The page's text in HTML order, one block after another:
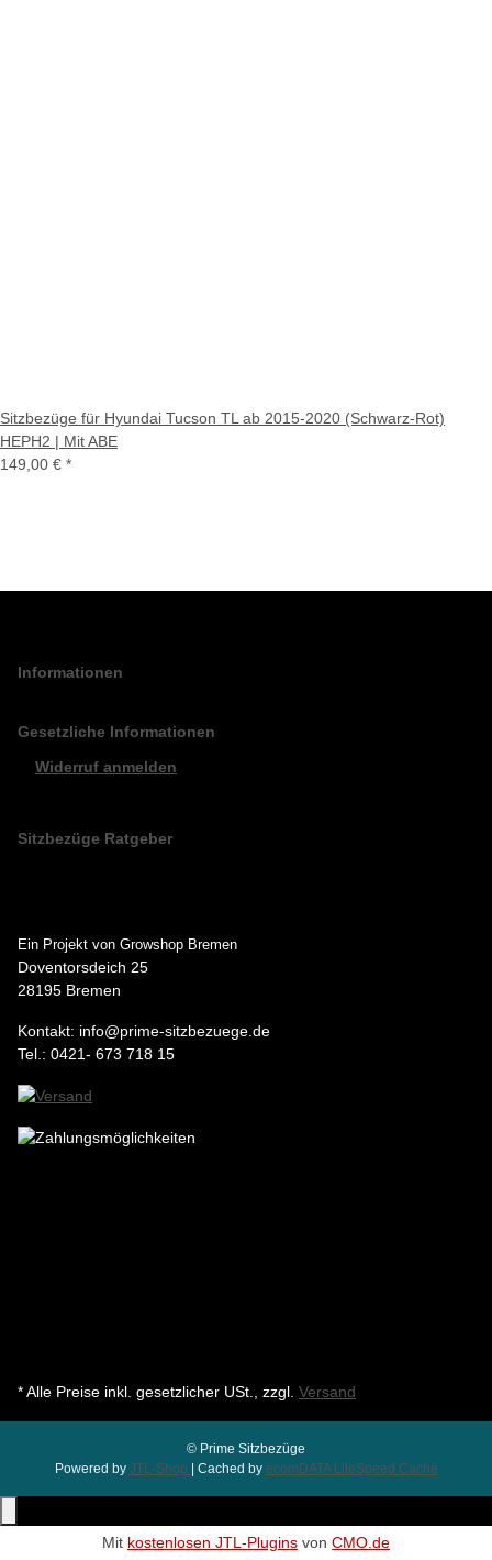
Sitzbezüge für Hyundai Tucson TL ab 2015-2020 (Schwarz-Rot)
HEPH2 | Mit ABE
149,00 € *
Informationen
Gesetzliche Informationen
Widerruf anmelden
Sitzbezüge Ratgeber
Ein Projekt von Growshop Bremen
Doventorsdeich 25
28195 Bremen
Kontakt: info@prime-sitzbezuege.de
Tel.: 0421- 673 718 15
* Alle Preise inkl. gesetzlicher USt., zzgl. Versand
© Prime Sitzbezüge
Powered by JTL-Shop | Cached by ecomDATA LiteSpeed Cache
Mit kostenlosen JTL-Plugins von CMO.de